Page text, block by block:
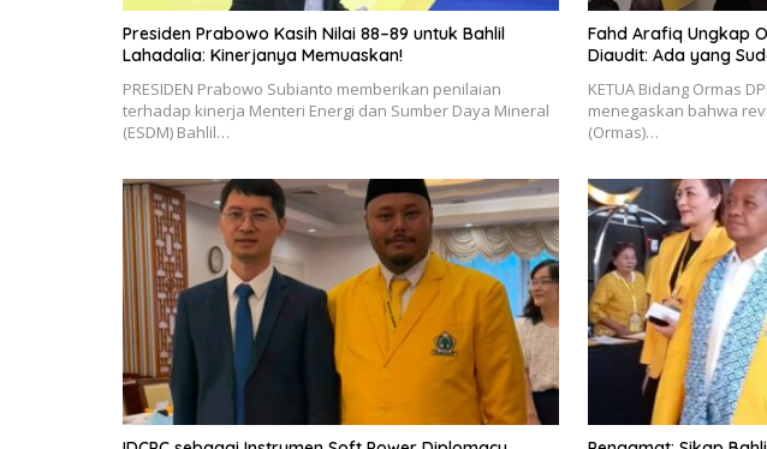
Presiden Prabowo Kasih Nilai 88–89 untuk Bahlil
Lahadalia: Kinerjanya Memuaskan!
PRESIDEN Prabowo Subianto memberikan penilaian
terhadap kinerja Menteri Energi dan Sumber Daya Mineral
(ESDM) Bahlil…
Fahd Arafiq Ungkap
Diaudit: Ada yang
KETUA Bidang Ormas
menegaskan bahwa
(Ormas)…